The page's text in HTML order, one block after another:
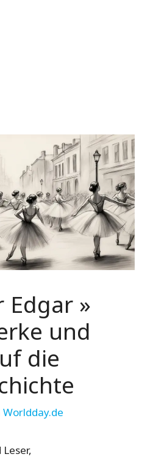
Edgar »
und
die
Worldday.de